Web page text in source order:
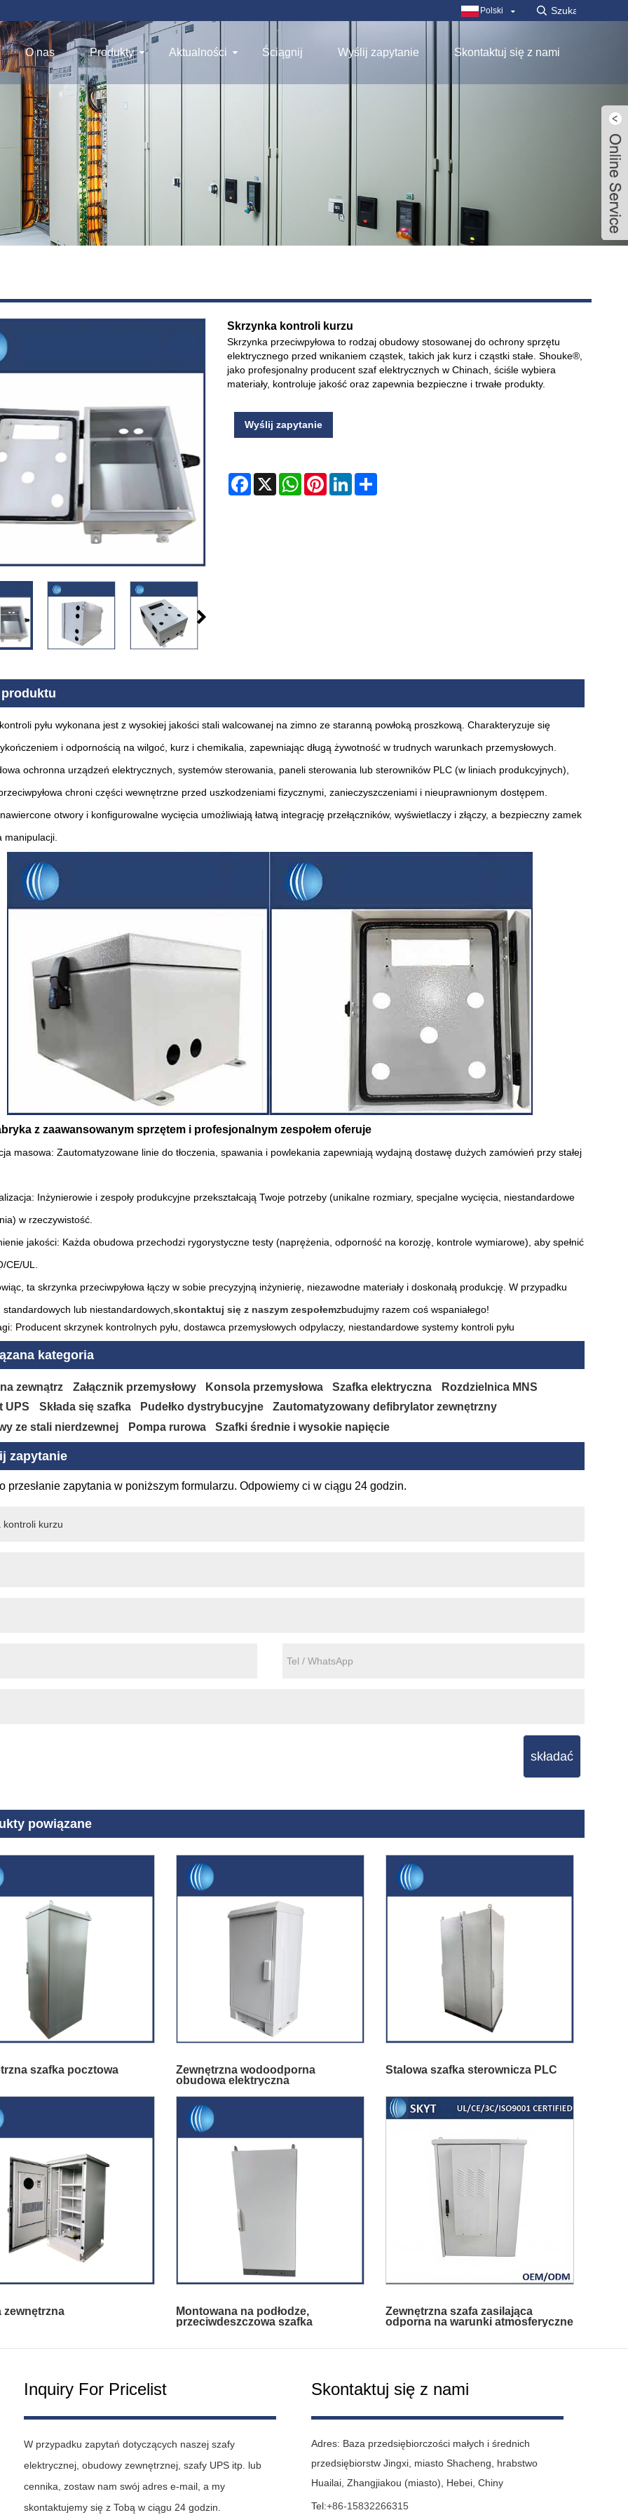
Polski
O nas Produkty Aktualności Ściągnij Wyślij zapytanie Skontaktuj się z nami
Skrzynka kontroli kurzu
Skrzynka przeciwpyłowa to rodzaj obudowy stosowanej do ochrony sprzętu
elektrycznego przed wnikaniem cząstek, takich jak kurz i cząstki stałe. Shouke®,
jako profesjonalny producent szaf elektrycznych w Chinach, ściśle wybiera
materiały, kontroluje jakość oraz zapewnia bezpieczne i trwałe produkty.
Wyślij zapytanie
Facebook
X WhatsAppPinterestLinkedIn
pyłu wykonana jest z wysokiej jakości stali walcowanej na zimno ze staranną powłoką proszkową. Charakteryzuje się
i odpornością na wilgoć, kurz i chemikalia, zapewniając długą żywotność w trudnych warunkach przemysłowych.
ochronna urządzeń elektrycznych, systemów sterowania, paneli sterowania lub sterowników PLC (w liniach produkcyjnych),
chroni części wewnętrzne przed uszkodzeniami fizycznymi, zanieczyszczeniami i nieuprawnionym dostępem.
otwory i konfigurowalne wycięcia umożliwiają łatwą integrację przełączników, wyświetlaczy i złączy, a bezpieczny zamek
manipulacji.
z zaawansowanym sprzętem i profesjonalnym zespołem oferuje
masowa: Zautomatyzowane linie do tłoczenia, spawania i powlekania zapewniają wydajną dostawę dużych zamówień przy stałej
Inżynierowie i zespoły produkcyjne przekształcają Twoje potrzeby (unikalne rozmiary, specjalne wycięcia, niestandardowe
w rzeczywistość.
jakości: Każda obudowa przechodzi rygorystyczne testy (naprężenia, odporność na korozję, kontrole wymiarowe), aby spełnić
CE/UL.
ta skrzynka przeciwpyłowa łączy w sobie precyzyjną inżynierię, niezawodne materiały i doskonałą produkcję. W przypadku
standardowych lub niestandardowych,skontaktuj się z naszym zespołemzbudujmy razem coś wspaniałego!
Producent skrzynek kontrolnych pyłu, dostawca przemysłowych odpylaczy, niestandardowe systemy kontroli pyłu
kategoria
zewnątrz Załącznik przemysłowy Konsola przemysłowa Szafka elektryczna
Rozdzielnica MNS
UPS
Składa się szafka Pudełko dystrybucyjne
Zautomatyzowany defibrylator zewnętrzny
ze stali nierdzewnej
Pompa rurowa Szafki średnie i wysokie napięcie
zapytanie
przesłanie zapytania w poniższym formularzu. Odpowiemy ci w ciągu 24 godzin.
składać
powiązane
szafka pocztowa
Zewnętrzna wodoodporna
obudowa elektryczna
Stalowa szafka sterownicza PLC
zewnętrzna
Montowana na podłodze,
przeciwdeszczowa szafka
Zewnętrzna szafa zasilająca
odporna na warunki atmosferyczne
Inquiry For Pricelist
W przypadku zapytań dotyczących naszej szafy
elektrycznej, obudowy zewnętrznej, szafy UPS itp. lub
cennika, zostaw nam swój adres e-mail, a my
skontaktujemy się z Tobą w ciągu 24 godzin.
Skontaktuj się z nami
Adres: Baza przedsiębiorczości małych i średnich
przedsiębiorstw Jingxi, miasto Shacheng, hrabstwo
Huailai, Zhangjiakou (miasto), Hebei, Chiny
Tel:+86-15832266315